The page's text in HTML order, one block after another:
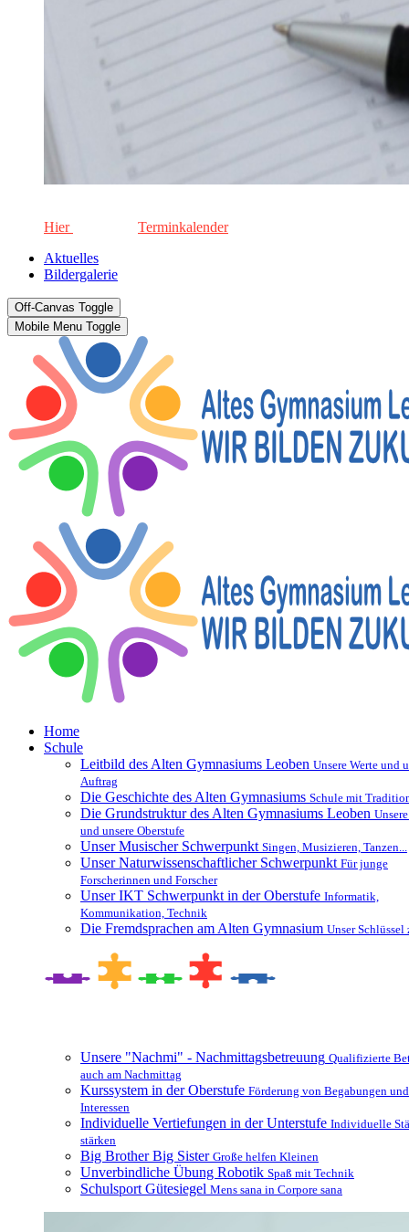
Hier
Terminkalender
Aktuelles
Bildergalerie
Off-Canvas Toggle
Mobile Menu Toggle
Home
Schule
Leitbild des Alten Gymnasiums Leoben Unsere Werte und
Auftrag
Die Geschichte des Alten Gymnasiums Schule mit
Die Grundstruktur des Alten Gymnasiums Leoben
und unsere Oberstufe
Unser Musischer Schwerpunkt Singen, Musizieren, Tanzen...
Unser Naturwissenschaftlicher Schwerpunkt Für junge
Forscherinnen und Forscher
Unser IKT Schwerpunkt in der Oberstufe Informatik,
Kommunikation, Technik
Die Fremdsprachen am Alten Gymnasium Unser Schlüssel
Unsere "Nachmi" - Nachmittagsbetreuung Qualifizierte
auch am Nachmittag
Kurssystem in der Oberstufe Förderung von Begabungen und
Interessen
Individuelle Vertiefungen in der Unterstufe Individuelle
stärken
Big Brother Big Sister Große helfen Kleinen
Unverbindliche Übung Robotik Spaß mit Technik
Schulsport Gütesiegel Mens sana in Corpore sana